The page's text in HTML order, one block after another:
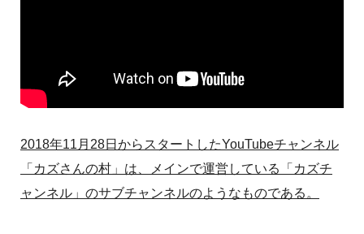
2018年11月28日からスタートしたYouTubeチャンネル
「カズさんの村」は、メインで運営している「カズチ
ャンネル」のサブチャンネルのようなものである。